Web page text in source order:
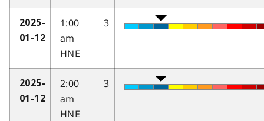
2025-
01-12
1:00
am
HNE
3
2025-
01-12
2:00
am
HNE
3